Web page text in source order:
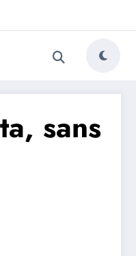
sans